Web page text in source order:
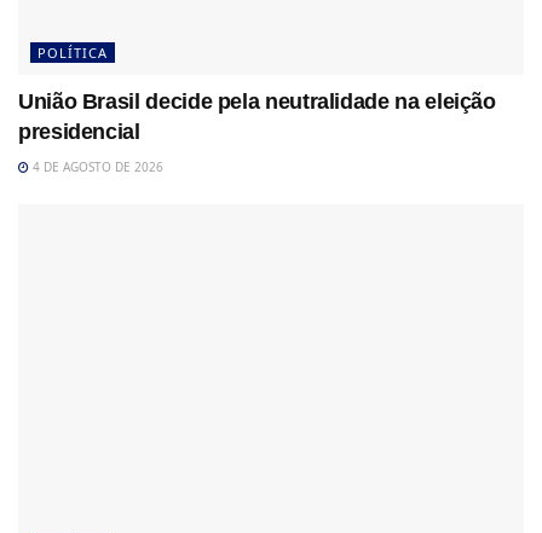
POLÍTICA
União Brasil decide pela neutralidade na eleição
presidencial
4 DE AGOSTO DE 2026